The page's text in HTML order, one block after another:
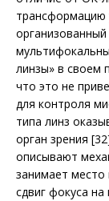
трансформацию
линзы» в своем
что это не
для контроля
типа линз
орган зрения
описывают
занимает место
сдвиг фокуса